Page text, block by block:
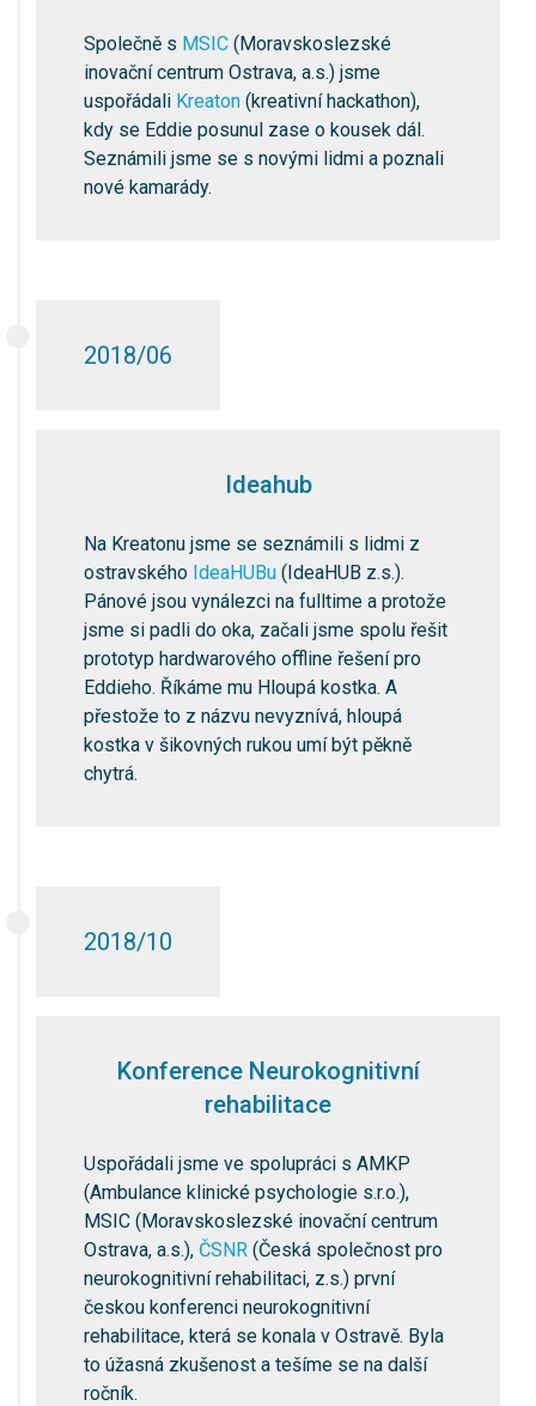
Společně s MSIC (Moravskoslezské
inovační centrum Ostrava, a.s.) jsme
uspořádali Kreaton (kreativní hackathon),
kdy se Eddie posunul zase o kousek dál.
Seznámili jsme se s novými lidmi a poznali
nové kamarády.
2018/06
Ideahub
Na Kreatonu jsme se seznámili s lidmi z
ostravského IdeaHUBu (IdeaHUB z.s.).
Pánové jsou vynálezci na fulltime a protože
jsme si padli do oka, začali jsme spolu řešit
prototyp hardwarového offline řešení pro
Eddieho. Říkáme mu Hloupá kostka. A
přestože to z názvu nevyznívá, hloupá
kostka v šikovných rukou umí být pěkně
chytrá.
2018/10
Konference Neurokognitivní
rehabilitace
Uspořádali jsme ve spolupráci s AMKP
(Ambulance klinické psychologie s.r.o.),
MSIC (Moravskoslezské inovační centrum
Ostrava, a.s.), ČSNR (Česká společnost pro
neurokognitivní rehabilitaci, z.s.) první
českou konferenci neurokognitivní
rehabilitace, která se konala v Ostravě. Byla
to úžasná zkušenost a tešíme se na další
ročník.